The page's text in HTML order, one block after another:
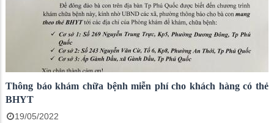
Thông báo khám chữa bệnh miễn phí cho khách hàng có thẻ
BHYT
19/05/2022